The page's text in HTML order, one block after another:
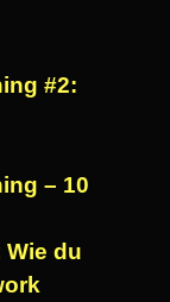
#2:
– 10
du